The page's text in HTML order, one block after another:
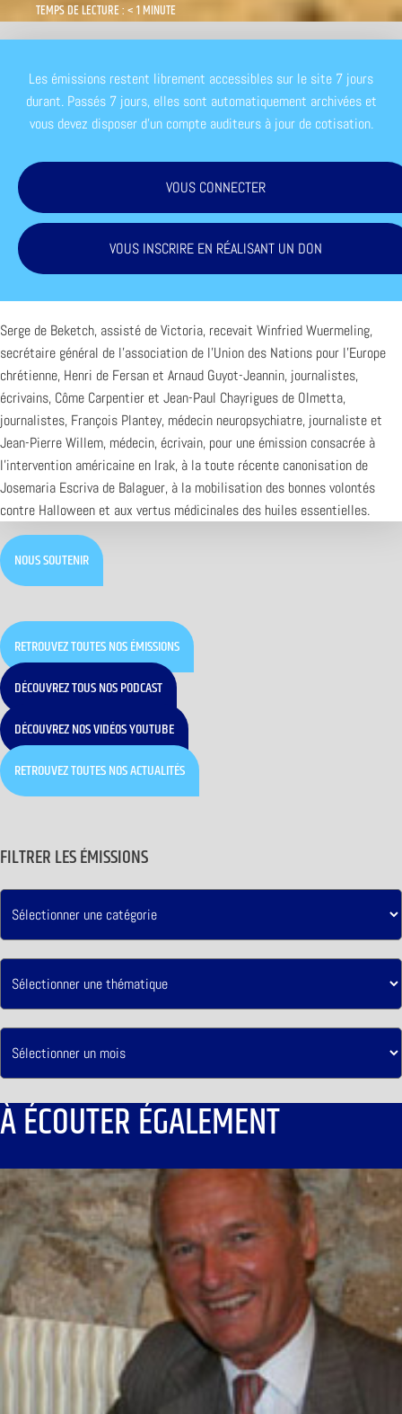
TEMPS DE LECTURE : < 1 MINUTE
Les émissions restent librement accessibles sur le site 7 jours
durant. Passés 7 jours, elles sont automatiquement archivées et
vous devez disposer d'un compte auditeurs à jour de cotisation.
VOUS CONNECTER
VOUS INSCRIRE EN RÉALISANT UN DON
Serge de Beketch, assisté de Victoria, recevait Winfried Wuermeling,
secrétaire général de l’association de l’Union des Nations pour l’Europe
chrétienne, Henri de Fersan et Arnaud Guyot-Jeannin, journalistes,
écrivains, Côme Carpentier et Jean-Paul Chayrigues de Olmetta,
journalistes, François Plantey, médecin neuropsychiatre, journaliste et
Jean-Pierre Willem, médecin, écrivain, pour une émission consacrée à
l’intervention américaine en Irak, à la toute récente canonisation de
Josemaria Escriva de Balaguer, à la mobilisation des bonnes volontés
contre Halloween et aux vertus médicinales des huiles essentielles.
NOUS SOUTENIR
RETROUVEZ TOUTES NOS ÉMISSIONS
DÉCOUVREZ TOUS NOS PODCAST
DÉCOUVREZ NOS VIDÉOS YOUTUBE
RETROUVEZ TOUTES NOS ACTUALITÉS
FILTRER LES ÉMISSIONS
À ÉCOUTER ÉGALEMENT